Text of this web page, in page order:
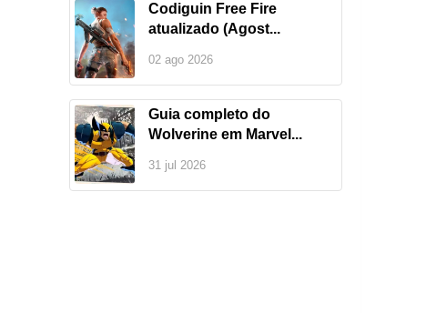
Codiguin Free Fire
atualizado (Agost...
02 ago 2026
Guia completo do
Wolverine em Marvel...
31 jul 2026